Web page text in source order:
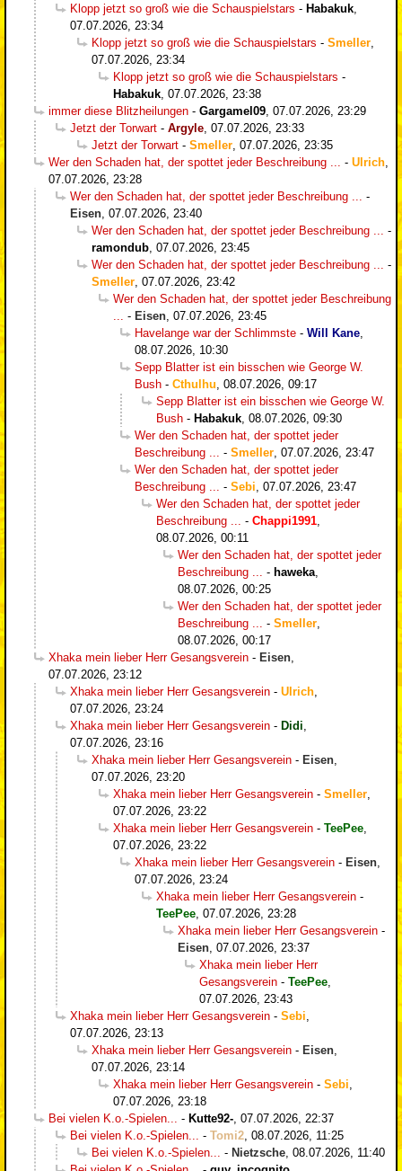
Klopp jetzt so groß wie die Schauspielstars - Habakuk
07.07.2026, 23:34
Klopp jetzt so groß wie die Schauspielstars - Smeller
07.07.2026, 23:34
Klopp jetzt so groß wie die Schauspielstars -
Habakuk 07.07.2026, 23:38
immer diese Blitzheilungen - Gargamel09 07.07.2026, 23:29
Jetzt der Torwart - Argyle 07.07.2026, 23:33
Jetzt der Torwart - Smeller 07.07.2026, 23:35
Wer den Schaden hat, der spottet jeder Beschreibung ...
- Ulrich
07.07.2026, 23:28
Wer den Schaden hat, der spottet jeder Beschreibung ...
-
Eisen 07.07.2026, 23:40
Wer den Schaden hat, der spottet jeder Beschreibung ...
-
ramondub 07.07.2026, 23:45
Wer den Schaden hat, der spottet jeder Beschreibung ...
-
Smeller 07.07.2026, 23:42
Wer den Schaden hat, der spottet jeder Beschreibung
- Eisen 07.07.2026, 23:45
Havelange war der Schlimmste - Will Kane
08.07.2026, 10:30
Sepp Blatter ist ein bisschen wie George W.
Bush - Cthulhu 08.07.2026, 09:17
Sepp Blatter ist ein bisschen wie George W.
Bush - Habakuk 08.07.2026, 09:30
Wer den Schaden hat, der spottet jeder
Beschreibung ...
- Smeller 07.07.2026, 23:47
Wer den Schaden hat, der spottet jeder
Beschreibung ...
- Sebi 07.07.2026, 23:47
Wer den Schaden hat, der spottet jeder
Beschreibung ...
- Chappi1991
08.07.2026, 00:11
Wer den Schaden hat, der spottet jeder
Beschreibung ...
- haweka
08.07.2026, 00:25
Wer den Schaden hat, der spottet jeder
Beschreibung ...
- Smeller
08.07.2026, 00:17
Xhaka mein lieber Herr Gesangsverein - Eisen
07.07.2026, 23:12
Xhaka mein lieber Herr Gesangsverein - Ulrich
07.07.2026, 23:24
Xhaka mein lieber Herr Gesangsverein - Didi
07.07.2026, 23:16
Xhaka mein lieber Herr Gesangsverein - Eisen
07.07.2026, 23:20
Xhaka mein lieber Herr Gesangsverein - Smeller
07.07.2026, 23:22
Xhaka mein lieber Herr Gesangsverein - TeePee
07.07.2026, 23:22
Xhaka mein lieber Herr Gesangsverein - Eisen
07.07.2026, 23:24
Xhaka mein lieber Herr Gesangsverein -
TeePee 07.07.2026, 23:28
Xhaka mein lieber Herr Gesangsverein -
Eisen 07.07.2026, 23:37
Xhaka mein lieber Herr
Gesangsverein - TeePee
07.07.2026, 23:43
Xhaka mein lieber Herr Gesangsverein - Sebi
07.07.2026, 23:13
Xhaka mein lieber Herr Gesangsverein - Eisen
07.07.2026, 23:14
Xhaka mein lieber Herr Gesangsverein - Sebi
07.07.2026, 23:18
Bei vielen K.o.-Spielen...
- Kutte92- 07.07.2026, 22:37
Bei vielen K.o.-Spielen...
- Tomi2 08.07.2026, 11:25
Bei vielen K.o.-Spielen...
- Nietzsche 08.07.2026, 11:40